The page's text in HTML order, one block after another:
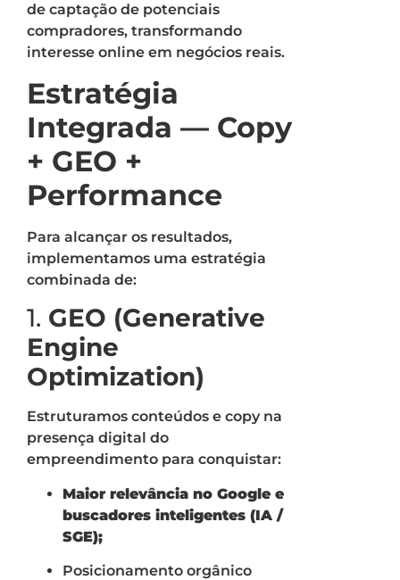
de captação de potenciais
compradores, transformando
interesse online em negócios reais.
Estratégia
Integrada — Copy
+ GEO +
Performance
Para alcançar os resultados,
implementamos uma estratégia
combinada de:
1. GEO (Generative
Engine
Optimization)
Estruturamos conteúdos e copy na
presença digital do
empreendimento para conquistar:
Maior relevância no Google e
buscadores inteligentes (IA /
SGE);
Posicionamento orgânico